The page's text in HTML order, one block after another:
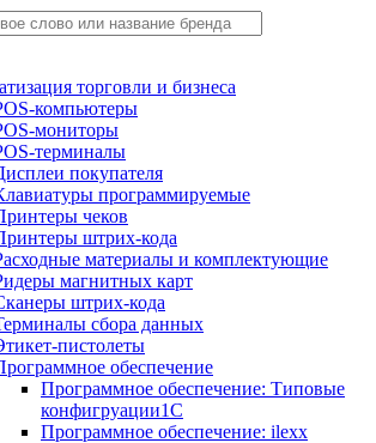
торговли и бизнеса
компьютеры
мониторы
терминалы
покупателя
программируемые
чеков
штрих-кода
материалы и комплектующие
магнитных карт
штрих-кода
сбора данных
пистолеты
обеспечение
Программное обеспечение: Типовые
конфигруации1С
Программное обеспечение: ilexx